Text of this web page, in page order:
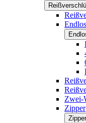
Zwei-
Zipper
Zipper